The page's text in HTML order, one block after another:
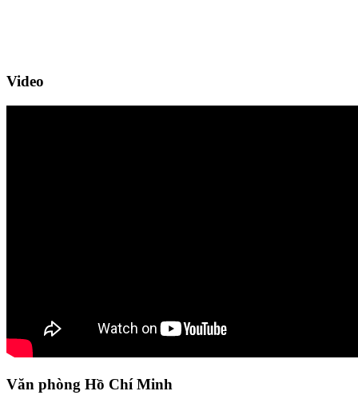
Video
Văn phòng Hồ Chí Minh